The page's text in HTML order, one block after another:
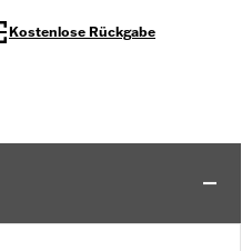
Kostenlose Rückgabe